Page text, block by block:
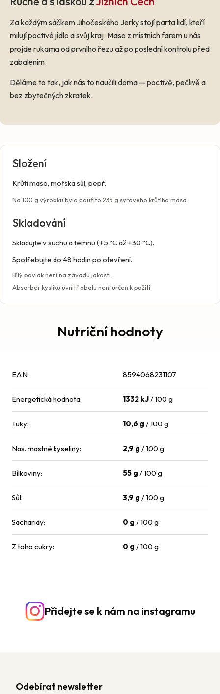
Za každým sáčkem Jihočeského Jerky stojí parta lidí, kteří
milují poctivé jídlo a svůj kraj. Maso z místních farem u nás
projde rukama od prvního řezu až po poslední kontrolu před
zabalením.
Děláme to tak, jak nás to naučili doma — poctivě, pečlivě a
bez zbytečných zkratek.
Složení
Krůtí maso, mořská sůl, pepř.
Na 100 g výrobku bylo použito 235 g syrového krůtího masa.
Skladování
Skladujte v suchu a temnu (+5 °C až +30 °C).
Spotřebujte do 48 hodin po otevření.
Bílý povlak není na závadu jakosti.
Absorbér kyslíku uvnitř obalu není určen k požití.
Nutriční hodnoty
EAN: 8594068231107
Energetická hodnota: 1332 kJ/ 100 g
Tuky: 10,6 g / 100 g
Nas. mastné kyseliny: 2,9 g / 100 g
Bílkoviny: 55 g / 100 g
Sůl: 3,9 g / 100 g
Sacharidy: 0 g / 100 g
Z toho cukry: 0 g / 100 g
Přidejte se k nám na instagramu
Odebírat newsletter